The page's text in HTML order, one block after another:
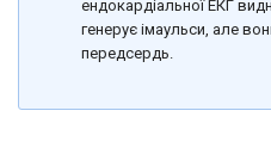
ендокардіальної ЕКГ
генерує імаульси, але
передсердь.